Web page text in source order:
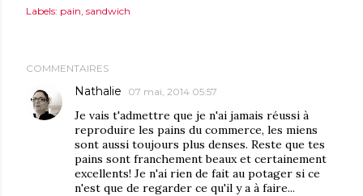
Labels: pain sandwich
COMMENTAIRES
Nathalie 07 mai, 2014 05:57
Je vais t'admettre que je n'ai jamais réussi à
reproduire les pains du commerce, les miens
sont aussi toujours plus denses. Reste que tes
pains sont franchement beaux et certainement
excellents! Je n'ai rien de fait au potager si ce
n'est que de regarder ce qu'il y a à faire...